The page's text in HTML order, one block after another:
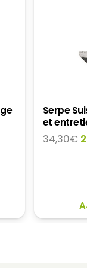
PRODUIT
Serpe
et
34,30€